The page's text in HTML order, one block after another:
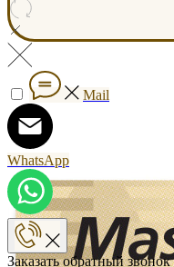
Mail
WhatsApp
Заказать обратный звонок